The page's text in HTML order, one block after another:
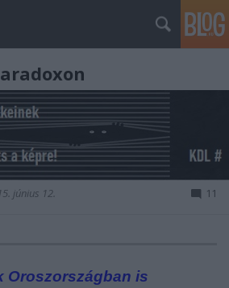
június 12. 11
Oroszországban is